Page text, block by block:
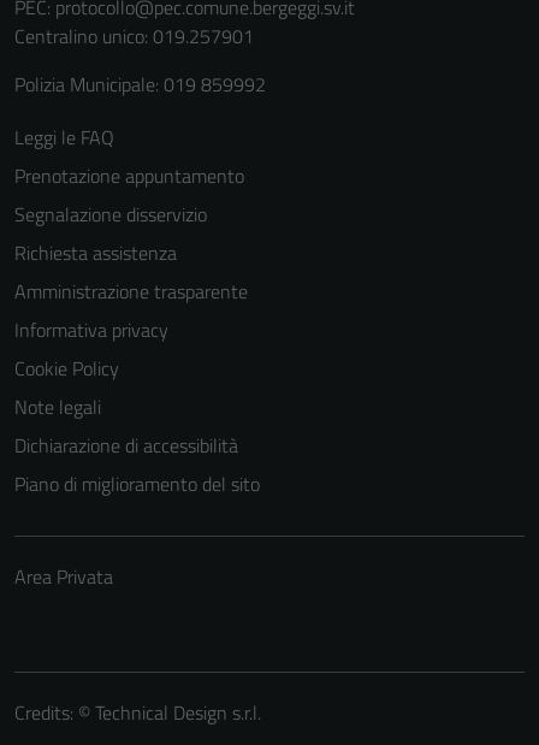
PEC: protocollo@pec.comune.bergeggi.sv.it
Centralino unico: 019.257901
Polizia Municipale: 019 859992
Leggi le FAQ
Prenotazione appuntamento
Segnalazione disservizio
Richiesta assistenza
Amministrazione trasparente
Informativa privacy
Cookie Policy
Note legali
Dichiarazione di accessibilità
Piano di miglioramento del sito
Area Privata
Credits: ©Technical Design s.r.l.